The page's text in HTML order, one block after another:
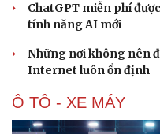
ChatGPT miễn phí
tính năng AI mới
Những nơi không nên
Internet luôn ổn định
Ô TÔ - XE MÁY